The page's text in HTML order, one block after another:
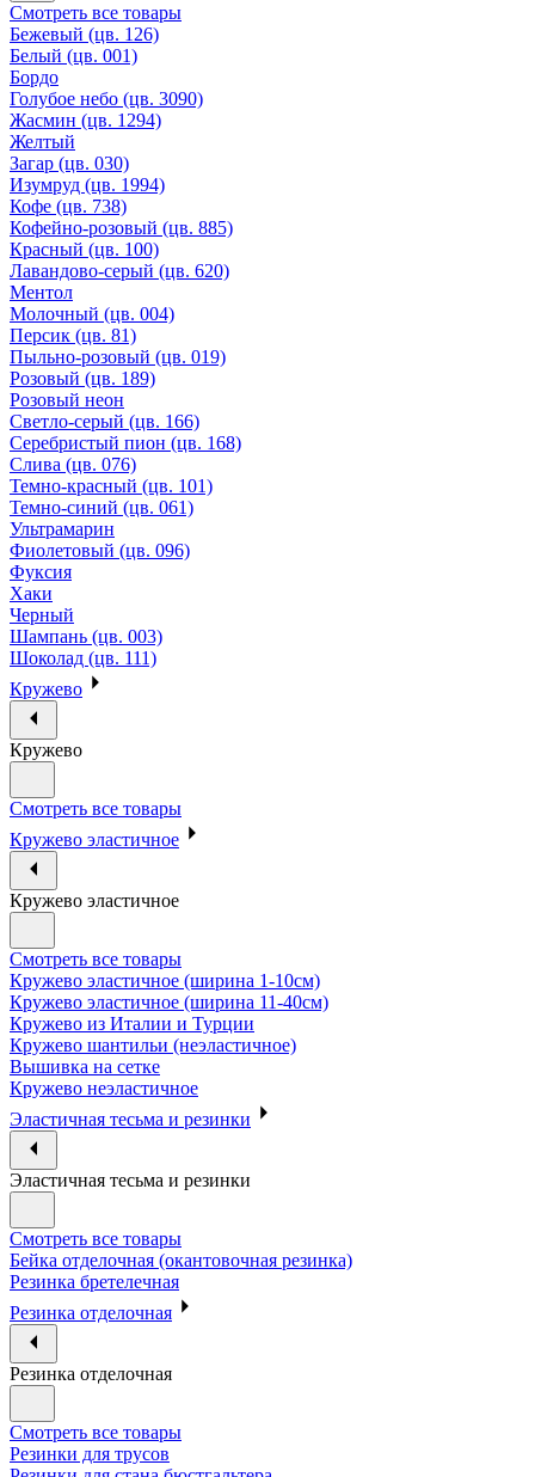
Смотреть все товары
Бежевый (цв. 126)
Белый (цв. 001)
Бордо
Голубое небо (цв. 3090)
Жасмин (цв. 1294)
Желтый
Загар (цв. 030)
Изумруд (цв. 1994)
Кофе (цв. 738)
Кофейно-розовый (цв. 885)
Красный (цв. 100)
Лавандово-серый (цв. 620)
Ментол
Молочный (цв. 004)
Персик (цв. 81)
Пыльно-розовый (цв. 019)
Розовый (цв. 189)
Розовый неон
Светло-серый (цв. 166)
Серебристый пион (цв. 168)
Слива (цв. 076)
Темно-красный (цв. 101)
Темно-синий (цв. 061)
Ультрамарин
Фиолетовый (цв. 096)
Фуксия
Хаки
Черный
Шампань (цв. 003)
Шоколад (цв. 111)
Кружево
Кружево
Смотреть все товары
Кружево эластичное
Кружево эластичное
Смотреть все товары
Кружево эластичное (ширина 1-10см)
Кружево эластичное (ширина 11-40см)
Кружево из Италии и Турции
Кружево шантильи (неэластичное)
Вышивка на сетке
Кружево неэластичное
Эластичная тесьма и резинки
Эластичная тесьма и резинки
Смотреть все товары
Бейка отделочная (окантовочная резинка)
Резинка бретелечная
Резинка отделочная
Резинка отделочная
Смотреть все товары
Резинки для трусов